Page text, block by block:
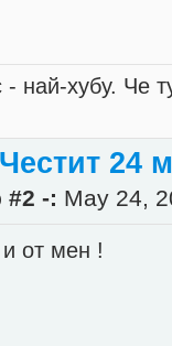
- най-хубу. Че
24
#2 -: May 24,
от мен !